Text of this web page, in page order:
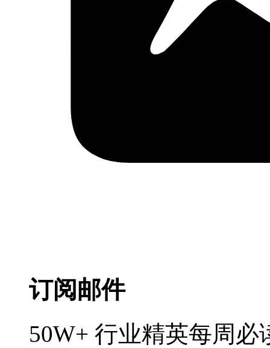
订阅邮件
50W+ 行业精英每周